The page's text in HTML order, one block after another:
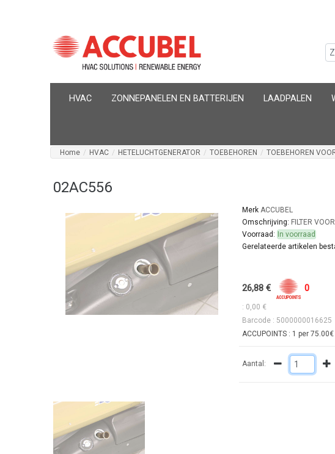
HVAC ZONNEPANELEN EN BATTERIJEN LAADPALEN
Home / HVAC / HETELUCHTGENERATOR / TOEBEHOREN / TOEBEHOREN
02AC556
MerkACCUBEL
Omschrijving: FILTER
Voorraad:
In voorraad
Gerelateerde artikelen
26,88 € 0
: 0,00 €
Barcode : 5000000016625
ACCUPOINTS : 1 per 75.00€
Aantal: